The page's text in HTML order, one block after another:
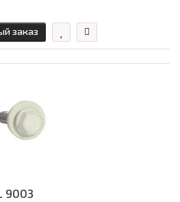
заказ
9003